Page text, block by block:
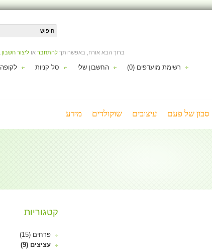
ברוך הבא אורח, באפשרותך להתחבר או ליצור חשבון
רשימת מועדפים (0) החשבון שלי סל קניות לקופה
סבון של פעם עיצובים שוקולדים מידע
קטגוריות
פרחים (15)
עציצים (9)